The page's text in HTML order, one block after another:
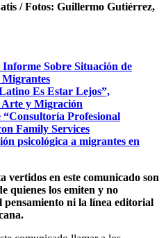
/ Fotos: Guillermo Gutiérrez,
Sobre Situación de
Migrantes
Es Estar Lejos”,
Arte y Migración
Profesional
Family Services
psicológica a migrantes en
vertidos en este comunicado son
quienes los emiten y no
pensamiento ni la línea editorial